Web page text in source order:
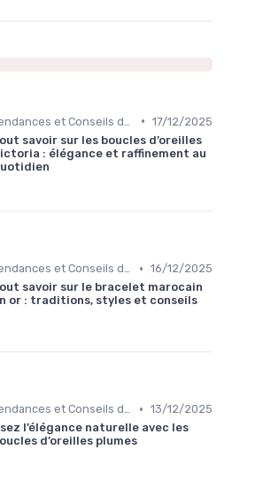
• 17/12/2025
savoir sur les boucles d’oreilles
: élégance et raffinement au
Tendances et Conseils de Style • 16/12/2025
savoir sur le bracelet marocain
or : traditions, styles et conseils
Tendances et Conseils de Style • 13/12/2025
l’élégance naturelle avec les
d’oreilles plumes